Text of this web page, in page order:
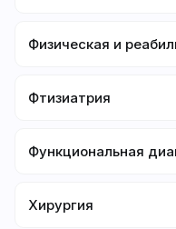
Физическая и
Фтизиатрия
Функциональная
Хирургия